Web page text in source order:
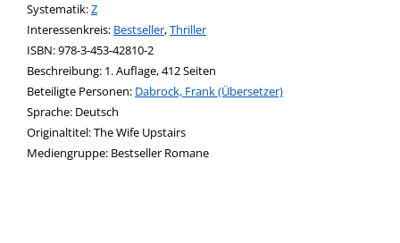
opens in new tab
Diesen Link in neuem Tab öffnen
Systematik:Suche nach dieser Systematik
Z
Interessenkreis: Suche nach diesem Interessenskreis
Bestseller,Thriller
ISBN:978-3-453-42810-2
Beschreibung: 1. Auflage, 412 Seiten
Beteiligte Personen: Suche nach dieser Beteiligten Person
Dabrock, Frank (Übersetzer)
Sprache: Deutsch
Originaltitel:The Wife Upstairs
Mediengruppe: Bestseller Romane